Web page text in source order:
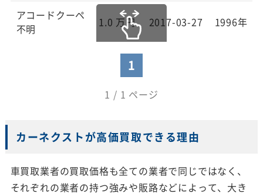
アコードクーペ
不明
1.0 万円 2017-03-27 1996年
1
1 / 1 ページ
カーネクストが高価買取できる理由
車買取業者の買取価格も全ての業者で同じではなく、
それぞれの業者の持つ強みや販路などによって、大き